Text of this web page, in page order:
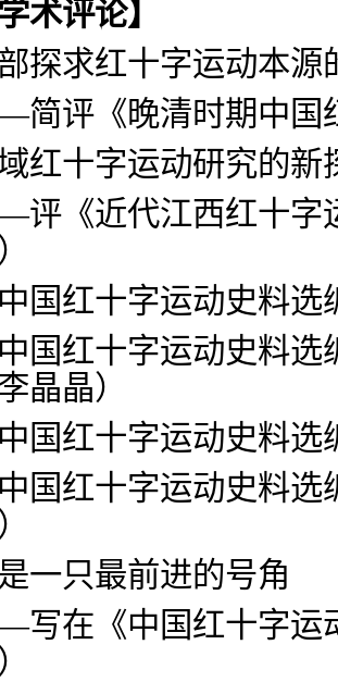
学术评论】
探求红十字运动本源
评《晚清时期中国
红十字运动研究的新
《近代江西红十字
中国红十字运动史料
中国红十字运动史料
李晶晶）
中国红十字运动史料
中国红十字运动史料
一只最前进的号角
在《中国红十字运